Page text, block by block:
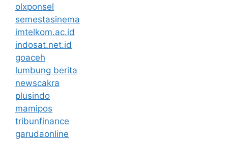
olxponsel
semestasinema
imtelkom.ac.id
indosat.net.id
goaceh
lumbung berita
newscakra
plusindo
mamipos
tribunfinance
garudaonline